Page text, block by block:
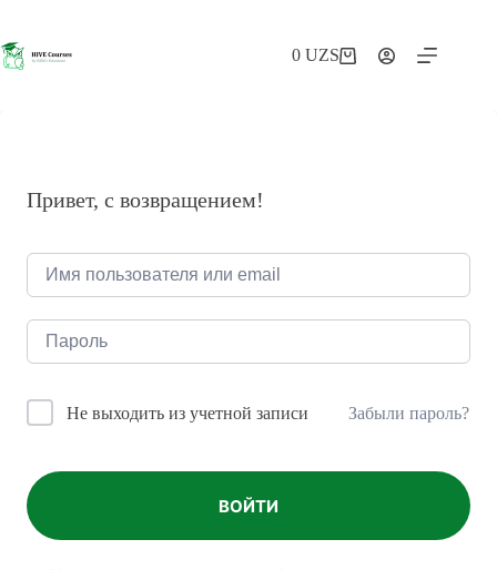
сути
Корзина
0UZS
Привет, с возвращением!
Не выходить из учетной записи Забыли пароль?
ВОЙТИ